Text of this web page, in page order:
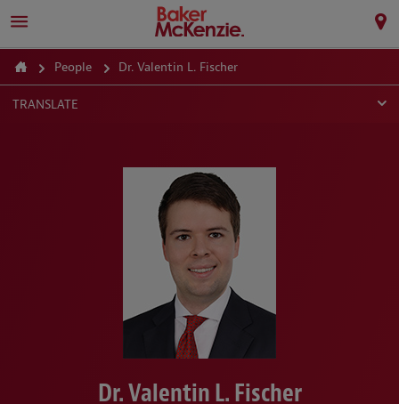
People Dr. Valentin L. Fischer
TRANSLATE
Dr. Valentin L. Fischer